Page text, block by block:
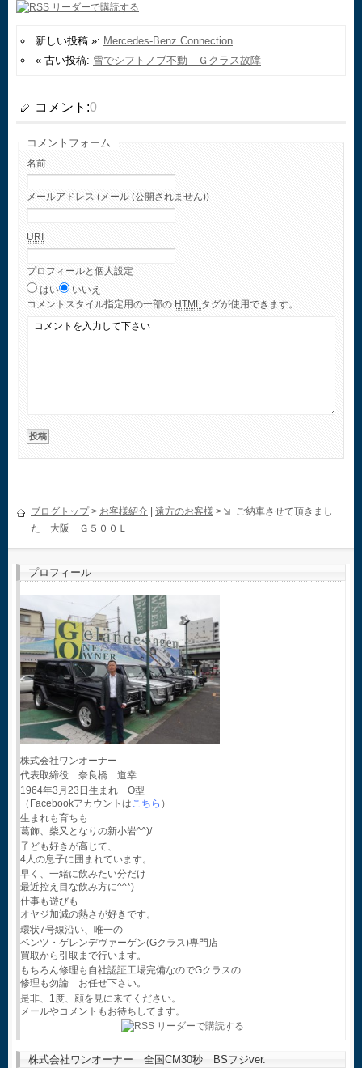
新しい投稿 »: Mercedes-Benz Connection
« 古い投稿: 雪でシフトノブ不動 Ｇクラス故障
コメント:0
コメントフォーム
名前
メールアドレス (メール (公開されません))
URI
プロフィールと個人設定
はい
いいえ
コメント スタイル指定用の一部の HTMLタグが使用できます。
ブログトップ> お客様紹介 遠方のお客様 >
ご納車させて頂きまし
た 大阪 Ｇ５００Ｌ
プロフィール
株式会社ワンオーナー
代表取締役 奈良橋 道幸
1964年3月23日生まれ O型
（Facebookアカウントはこちら ）
生まれも育ちも
葛飾、柴又となりの新小岩^^)/
子ども好きが高じて、
4人の息子に囲まれています。
早く、一緒に飲みたい分だけ
最近控え目な飲み方に^^*)
仕事も遊びも
オヤジ加減の熱さが好きです。
環状7号線沿い、唯一の
ベンツ・ゲレンデヴァーゲン(Gクラス)専門店
買取から引取まで行います。
もちろん修理も自社認証工場完備なのでGクラスの
修理も勿論 お任せ下さい。
是非、1度、顔を見に来てください。
メールやコメントもお待ちしてます。
株式会社ワンオーナー 全国CM30秒 BSフジver.